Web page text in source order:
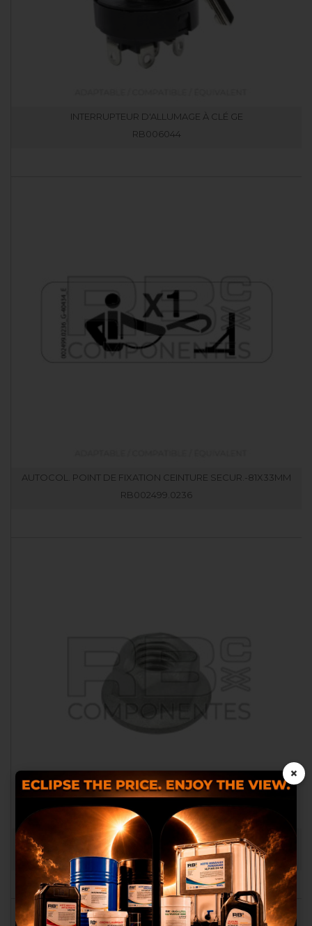
INTERRUPTEUR D'ALLUMAGE À CLÉ GE
RB006044
AUTOCOL. POINT DE FIXATION CEINTURE SECUR.-81X33MM
RB002499.0236
ECROU HEXAGONALE 3/8-16 AD/CO/EQ GE
RB014846
Les cookies nous permettent de
personnaliser le contenu et les
annonces, d’offrir des
fonctionnalités relatives aux médias
sociaux et analyser notre trafic.
Nous partageons également des
informations sur l’utilisation de
notre site avec nos partenaires des
médias sociaux, de publicité et
×